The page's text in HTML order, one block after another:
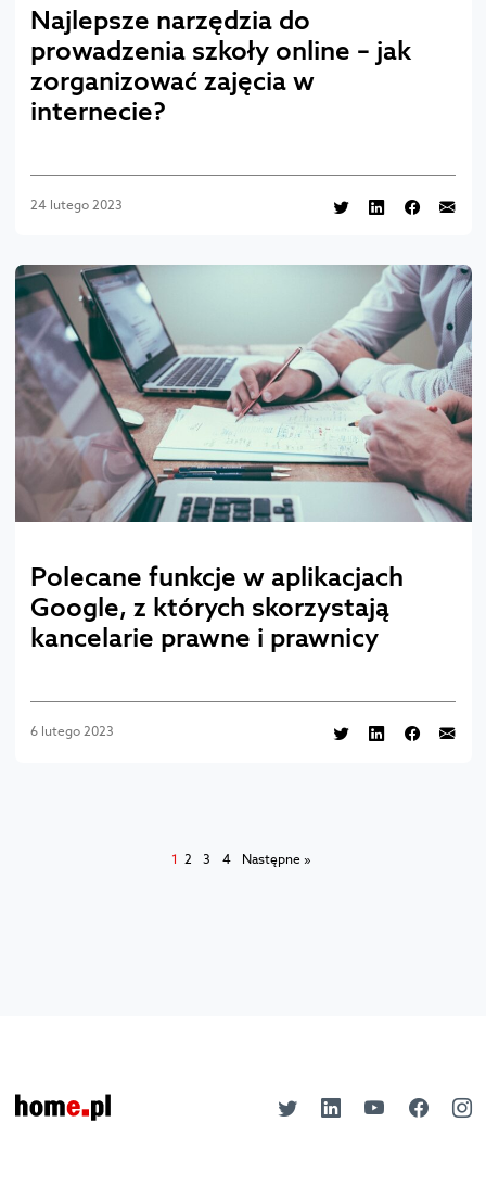
Najlepsze narzędzia do
prowadzenia szkoły online – jak
zorganizować zajęcia w
internecie?
24 lutego 2023
Polecane funkcje w aplikacjach
Google, z których skorzystają
kancelarie prawne i prawnicy
6 lutego 2023
1 2 3 4 Następne »